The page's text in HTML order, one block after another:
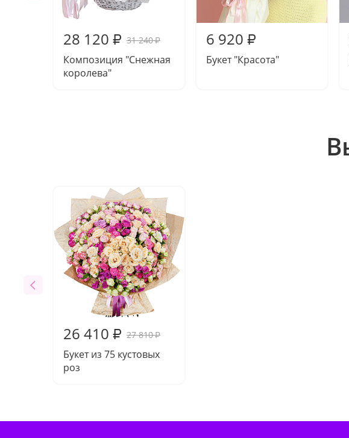
28 120 ₽ 31 240₽
Композиция "Снежная
королева"
6 920 ₽
Букет "Красота"
26 410 ₽ 27 810₽
Букет из 75 кустовых
роз